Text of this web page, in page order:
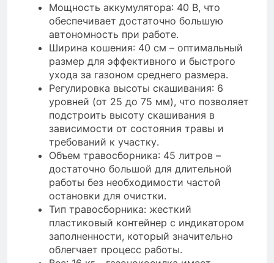
Мощность аккумулятора: 40 В, что
обеспечивает достаточно большую
автономность при работе.
Ширина кошения: 40 см – оптимальный
размер для эффективного и быстрого
ухода за газоном среднего размера.
Регулировка высоты скашивания: 6
уровней (от 25 до 75 мм), что позволяет
подстроить высоту скашивания в
зависимости от состояния травы и
требований к участку.
Объем травосборника: 45 литров –
достаточно большой для длительной
работы без необходимости частой
остановки для очистки.
Тип травосборника: жесткий
пластиковый контейнер с индикатором
заполненности, который значительно
облегчает процесс работы.